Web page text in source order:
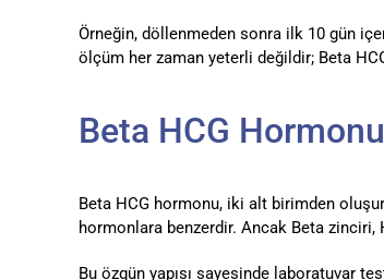
Örneğin, döllenmeden sonra ilk 10 gün
ölçüm her zaman yeterli değildir; Beta
Beta HCG
Beta HCG hormonu, iki alt birimden
hormonlara benzerdir. Ancak Beta zinciri,
Bu özgün yapısı sayesinde laboratuvar